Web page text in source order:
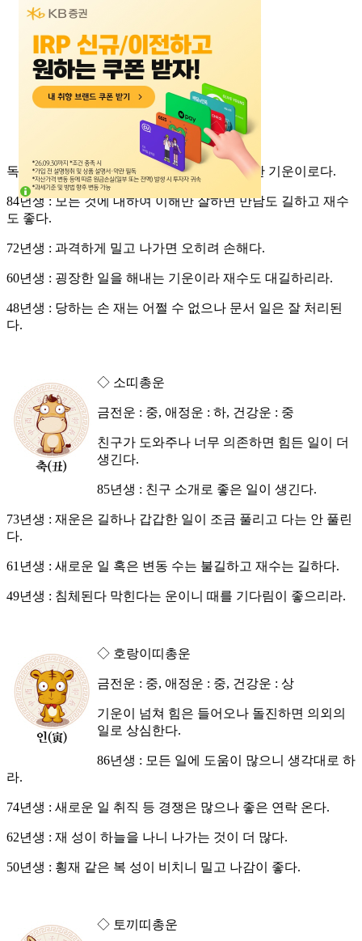
독단적인 이기심을 버리고 협동한다면 대길한 기운이로다.
84년생 : 모든 것에 대하여 이해만 잘하면 만남도 길하고 재수
도 좋다.
72년생 : 과격하게 밀고 나가면 오히려 손해다.
60년생 : 굉장한 일을 해내는 기운이라 재수도 대길하리라.
48년생 : 당하는 손 재는 어쩔 수 없으나 문서 일은 잘 처리된
다.
◇ 소띠총운
금전운 : 중, 애정운 : 하, 건강운 : 중
친구가 도와주나 너무 의존하면 힘든 일이 더
생긴다.
85년생 : 친구 소개로 좋은 일이 생긴다.
73년생 : 재운은 길하나 갑갑한 일이 조금 풀리고 다는 안 풀린
다.
61년생 : 새로운 일 혹은 변동 수는 불길하고 재수는 길하다.
49년생 : 침체된다 막힌다는 운이니 때를 기다림이 좋으리라.
◇ 호랑이띠총운
금전운 : 중, 애정운 : 중, 건강운 : 상
기운이 넘쳐 힘은 들어오나 돌진하면 의외의
일로 상심한다.
86년생 : 모든 일에 도움이 많으니 생각대로 하
라.
74년생 : 새로운 일 취직 등 경쟁은 많으나 좋은 연락 온다.
62년생 : 재 성이 하늘을 나니 나가는 것이 더 많다.
50년생 : 횡재 같은 복 성이 비치니 밀고 나감이 좋다.
◇ 토끼띠총운